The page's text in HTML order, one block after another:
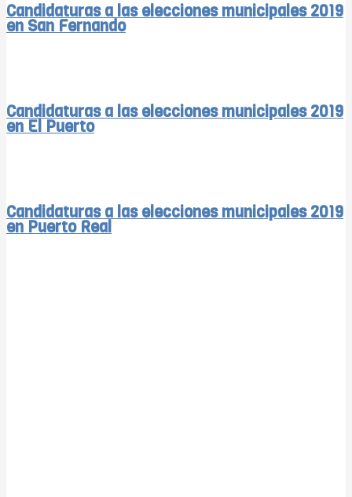
Candidaturas a las elecciones municipales 2019
en San Fernando
Candidaturas a las elecciones municipales 2019
en El Puerto
Candidaturas a las elecciones municipales 2019
en Puerto Real